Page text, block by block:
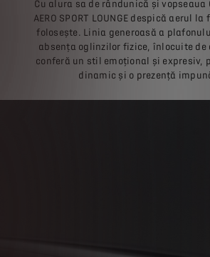
Cu alura sa de rândunică și vopseaua
AERO SPORT LOUNGE despică aerul
folosește. Linia generoasă a
absența oglinzilor fizice, înlocuite de
conferă un stil emoțional și expresiv,
dinamic și o prezență